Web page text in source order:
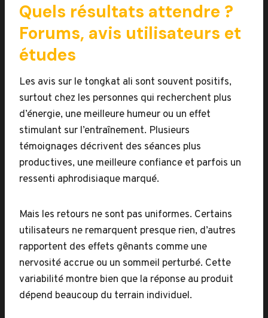
Quels résultats attendre ?
Forums, avis utilisateurs et
études
Les avis sur le tongkat ali sont souvent positifs,
surtout chez les personnes qui recherchent plus
d’énergie, une meilleure humeur ou un effet
stimulant sur l’entraînement. Plusieurs
témoignages décrivent des séances plus
productives, une meilleure confiance et parfois un
ressenti aphrodisiaque marqué.
Mais les retours ne sont pas uniformes. Certains
utilisateurs ne remarquent presque rien, d’autres
rapportent des effets gênants comme une
nervosité accrue ou un sommeil perturbé. Cette
variabilité montre bien que la réponse au produit
dépend beaucoup du terrain individuel.